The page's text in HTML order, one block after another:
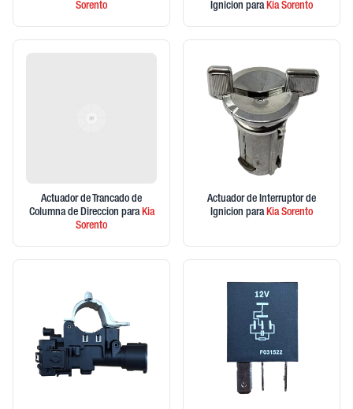
Sorento
Ignicion paraKiaSorento
Actuador de Trancado de
Columna de Direccion paraKia
Sorento
Actuador de Interruptor de
Ignicion paraKiaSorento